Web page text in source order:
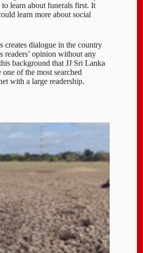
learn about funerals first. It
learn more about social
creates dialogue in the country
readers’ opinion without any
background that JJ Sri Lanka
of the most searched
with a large readership.